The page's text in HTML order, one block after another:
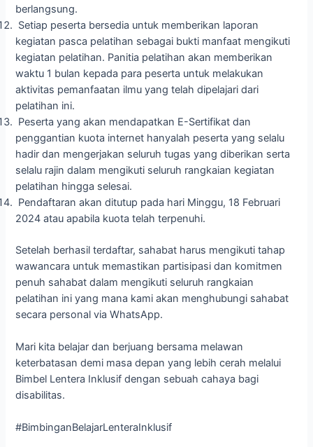
berlangsung.
Setiap peserta bersedia untuk memberikan laporan
kegiatan pasca pelatihan sebagai bukti manfaat mengikuti
kegiatan pelatihan. Panitia pelatihan akan memberikan
waktu 1 bulan kepada para peserta untuk melakukan
aktivitas pemanfaatan ilmu yang telah dipelajari dari
pelatihan ini.
Peserta yang akan mendapatkan E-Sertifikat dan
penggantian kuota internet hanyalah peserta yang selalu
hadir dan mengerjakan seluruh tugas yang diberikan serta
selalu rajin dalam mengikuti seluruh rangkaian kegiatan
pelatihan hingga selesai.
Pendaftaran akan ditutup pada hari Minggu, 18 Februari
2024 atau apabila kuota telah terpenuhi.
Setelah berhasil terdaftar, sahabat harus mengikuti tahap
wawancara untuk memastikan partisipasi dan komitmen
penuh sahabat dalam mengikuti seluruh rangkaian
pelatihan ini yang mana kami akan menghubungi sahabat
secara personal via WhatsApp.
Mari kita belajar dan berjuang bersama melawan
keterbatasan demi masa depan yang lebih cerah melalui
Bimbel Lentera Inklusif dengan sebuah cahaya bagi
disabilitas.
#BimbinganBelajarLenteraInklusif